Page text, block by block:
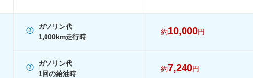
装備詳細を見る 装備詳細を見る
ガソリン代
1,000km走行時
約10,000円
ガソリン代
1回の給油時
約7,240円